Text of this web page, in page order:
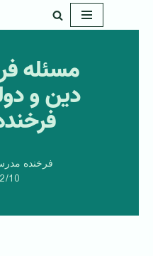
مسئله
دین و
فرخنده
10